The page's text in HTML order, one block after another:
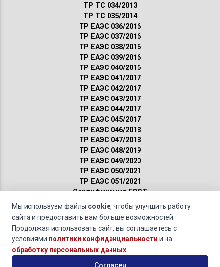
ТР ТС 034/2013
ТР ТС 035/2014
ТР ЕАЭС 036/2016
ТР ЕАЭС 037/2016
ТР ЕАЭС 038/2016
ТР ЕАЭС 039/2016
ТР ЕАЭС 040/2016
ТР ЕАЭС 041/2017
ТР ЕАЭС 042/2017
ТР ЕАЭС 043/2017
ТР ЕАЭС 044/2017
ТР ЕАЭС 045/2017
ТР ЕАЭС 046/2018
ТР ЕАЭС 047/2018
ТР ЕАЭС 048/2019
ТР ЕАЭС 049/2020
ТР ЕАЭС 050/2021
ТР ЕАЭС 051/2021
Сертификация ГОСТ
Санитарные нормы
Пожарные нормы
Оборудование на газообразном топливе »
© 2011-2026 · Обращаясь к нам, вы даете своесогласие на
Мы используем файлы cookie, чтобы улучшить работу
сайта и предоставить вам больше возможностей.
Продолжая использовать сайт, вы соглашаетесь с
условиями политики конфиденциальности и на
обработку персональных данных
Согласен